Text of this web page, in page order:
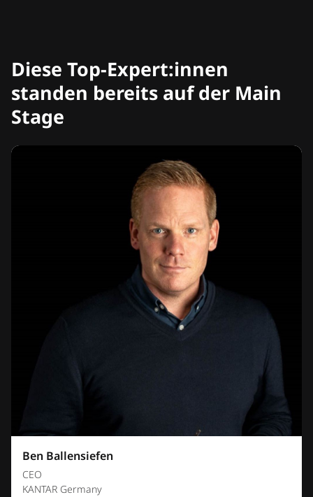
Diese Top-Expert:innen
standen bereits auf der Main
Stage
Ben Ballensiefen
CEO
KANTAR Germany